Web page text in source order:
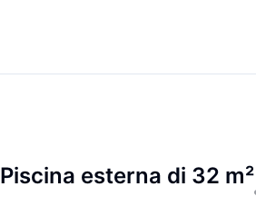
Piscina esterna di 32 m²